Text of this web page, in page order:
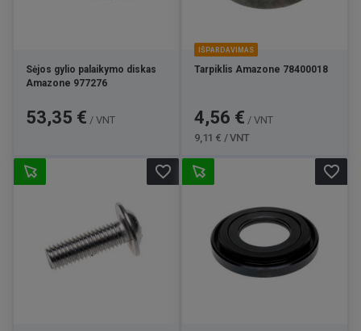
Sėjos gylio palaikymo diskas
Amazone 977276
Kaina
53,35 € / VNT
IŠPARDAVIMAS
Tarpiklis Amazone 78400018
Kaina
4,56 € / VNT
9,11 € / VNT
favorite_border favorite_border